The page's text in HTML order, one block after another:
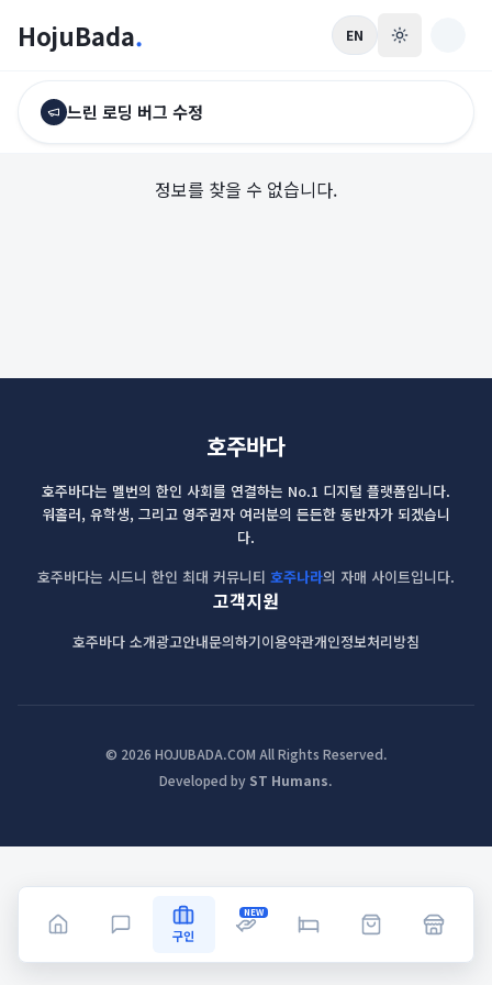
HojuBada. EN
느린 로딩 버그 수정
정보를 찾을 수 없습니다.
호주바다
호주바다는 멜번의 한인 사회를 연결하는 No.1 디지털 플랫폼입니다.
워홀러, 유학생, 그리고 영주권자 여러분의 든든한 동반자가 되겠습니
다.
호주바다는 시드니 한인 최대 커뮤니티 호주나라의 자매 사이트입니다.
고객지원
호주바다 소개광고안내문의하기이용약관개인정보처리방침
© 2026 HOJUBADA.COM All Rights Reserved.
Developed by ST Humans.
구인
NEW